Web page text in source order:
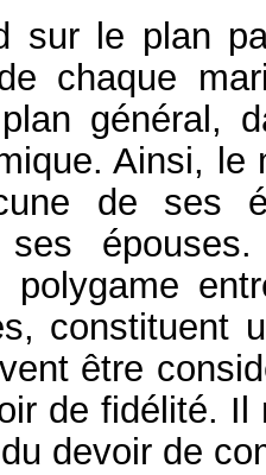
sur le plan
chaque
général,
Ainsi, le
de ses
ses
polygame
constituent
être
de fidélité.
devoir de